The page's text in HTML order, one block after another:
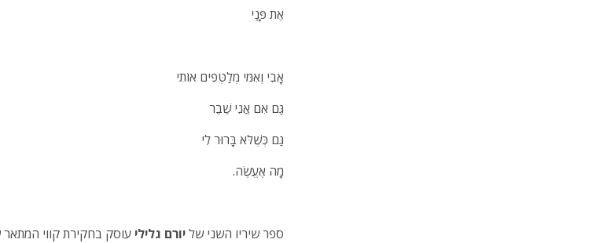
אֶת פָּנַי
אָבִי וְאִמִּי מְלַטְּפִים אוֹתִי
גַּם אִם אֲנִי שֶׁבֶר
גַּם כְּשֶׁלֹּא בָּרוּר לִי
מָה אֶעֱשֶׂה.
ספר שיריו השני שליורם גלילי עוסק בחקירת קווי